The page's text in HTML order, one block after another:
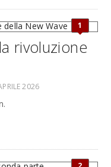
1
rivoluzione
2026